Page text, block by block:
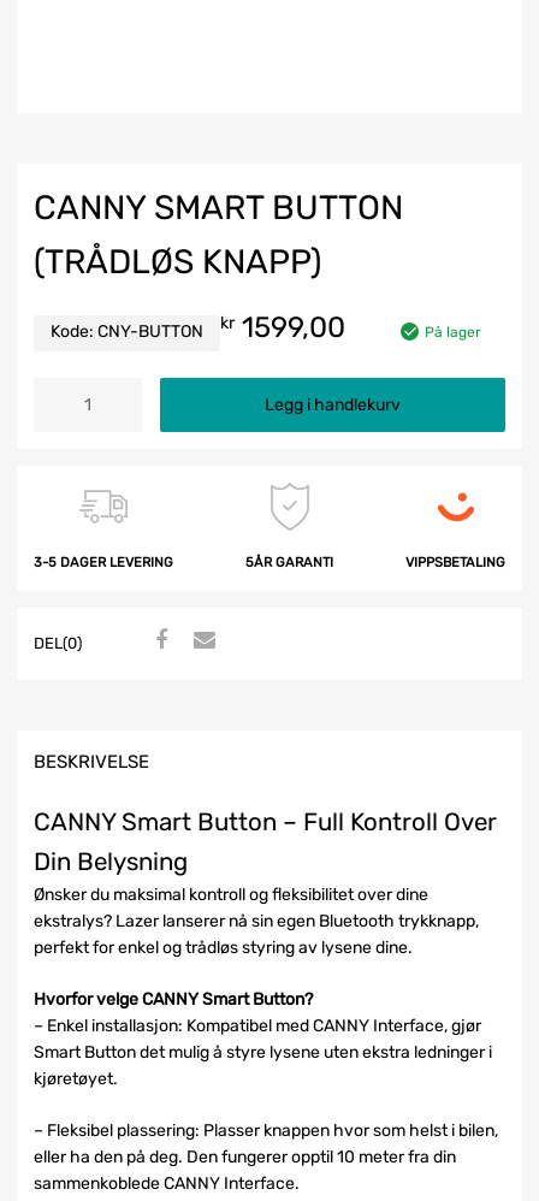
CANNY SMART BUTTON
(TRÅDLØS KNAPP)
Kode: CNY-BUTTON kr1599,00 På lager
Legg i handlekurv
3-5 DAGER LEVERING 5ÅR GARANTI VIPPSBETALING
DEL(0)
BESKRIVELSE
CANNY Smart Button – Full Kontroll Over
Din Belysning
Ønsker du maksimal kontroll og fleksibilitet over dine
ekstralys? Lazer lanserer nå sin egen Bluetooth trykknapp,
perfekt for enkel og trådløs styring av lysene dine.
Hvorfor velge CANNY Smart Button?
– Enkel installasjon: Kompatibel med CANNY Interface, gjør
Smart Button det mulig å styre lysene uten ekstra ledninger i
kjøretøyet.
– Fleksibel plassering: Plasser knappen hvor som helst i bilen,
eller ha den på deg. Den fungerer opptil 10 meter fra din
sammenkoblede CANNY Interface.